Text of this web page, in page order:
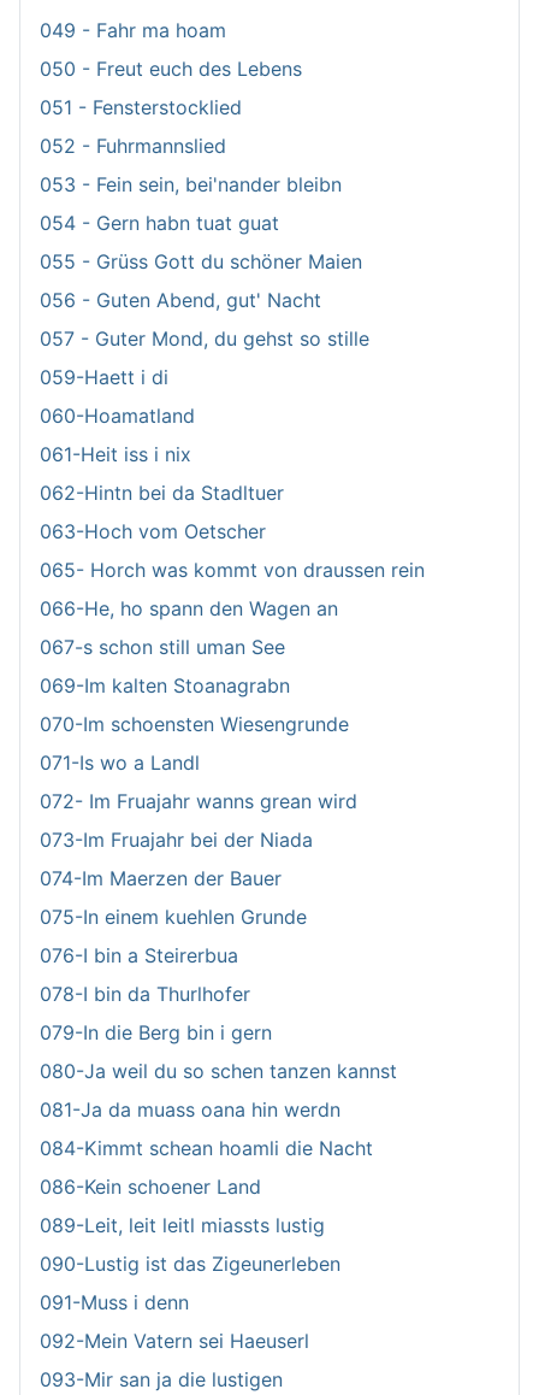
049 - Fahr ma hoam
050 - Freut euch des Lebens
051 - Fensterstocklied
052 - Fuhrmannslied
053 - Fein sein, bei'nander bleibn
054 - Gern habn tuat guat
055 - Grüss Gott du schöner Maien
056 - Guten Abend, gut' Nacht
057 - Guter Mond, du gehst so stille
059-Haett i di
060-Hoamatland
061-Heit iss i nix
062-Hintn bei da Stadltuer
063-Hoch vom Oetscher
065- Horch was kommt von draussen rein
066-He, ho spann den Wagen an
067-s schon still uman See
069-Im kalten Stoanagrabn
070-Im schoensten Wiesengrunde
071-Is wo a Landl
072- Im Fruajahr wanns grean wird
073-Im Fruajahr bei der Niada
074-Im Maerzen der Bauer
075-In einem kuehlen Grunde
076-I bin a Steirerbua
078-I bin da Thurlhofer
079-In die Berg bin i gern
080-Ja weil du so schen tanzen kannst
081-Ja da muass oana hin werdn
084-Kimmt schean hoamli die Nacht
086-Kein schoener Land
089-Leit, leit leitl miassts lustig
090-Lustig ist das Zigeunerleben
091-Muss i denn
092-Mein Vatern sei Haeuserl
093-Mir san ja die lustigen